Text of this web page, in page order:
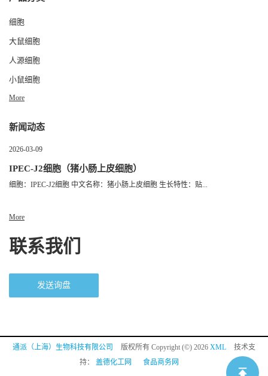
细胞
大鼠细胞
人源细胞
小鼠细胞
More
新闻动态
2026-03-09
IPEC-J2细胞（猪小肠上皮细胞）
细胞：IPEC-J2细胞 中文名称：猪小肠上皮细胞 生长特性：贴...
More
联系我们
发送询盘
通派（上海）生物科技有限公司 版权所有 Copyright (©) 2026 XML
技术支
持： 盖德化工网 食品商务网